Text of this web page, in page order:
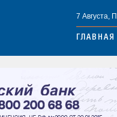
7 Августа,
ГЛАВНАЯ